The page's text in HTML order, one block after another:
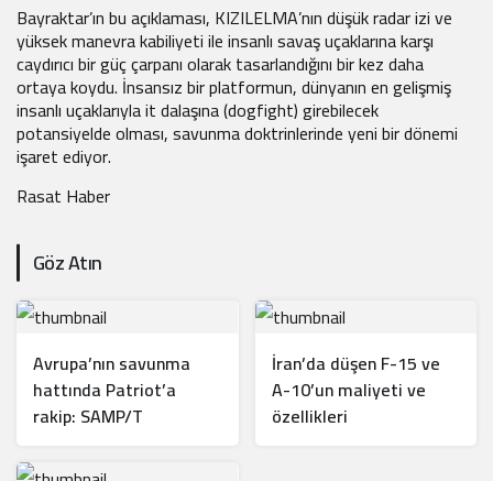
Bayraktar’ın bu açıklaması, KIZILELMA’nın düşük radar izi ve
yüksek manevra kabiliyeti ile insanlı savaş uçaklarına karşı
caydırıcı bir güç çarpanı olarak tasarlandığını bir kez daha
ortaya koydu. İnsansız bir platformun, dünyanın en gelişmiş
insanlı uçaklarıyla it dalaşına (dogfight) girebilecek
potansiyelde olması, savunma doktrinlerinde yeni bir dönemi
işaret ediyor.
Rasat Haber
Göz Atın
Avrupa’nın savunma
hattında Patriot’a
rakip: SAMP/T
İran’da düşen F-15 ve
A-10’un maliyeti ve
özellikleri